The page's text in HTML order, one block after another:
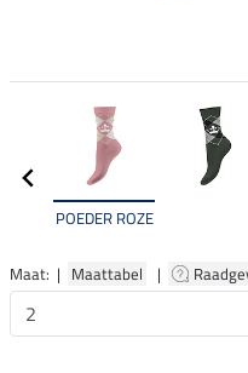
POEDER ROZE
Maat: | Maattabel |